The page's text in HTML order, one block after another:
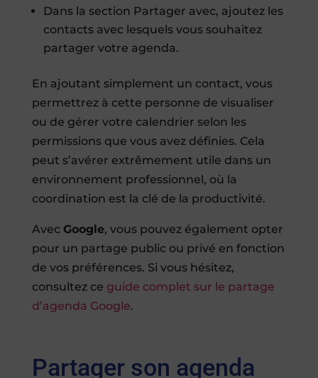
Dans la section Partager avec, ajoutez les
contacts avec lesquels vous souhaitez
partager votre agenda.
En ajoutant simplement un contact, vous
permettrez à cette personne de visualiser
ou de gérer votre calendrier selon les
permissions que vous avez définies. Cela
peut s’avérer extrêmement utile dans un
environnement professionnel, où la
coordination est la clé de la productivité.
Avec Google, vous pouvez également opter
pour un partage public ou privé en fonction
de vos préférences. Si vous hésitez,
consultez ce guide complet sur le partage
d’agenda Google.
Partager son agenda